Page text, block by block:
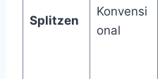
Splitzen
Konvensi
onal